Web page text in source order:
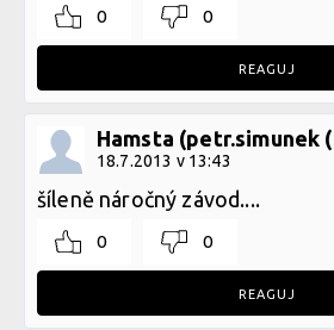
0 0
REAGUJ
Hamsta (petr.simunek
18.7.2013 v 13:43
šíleně náročný závod....
0 0
REAGUJ